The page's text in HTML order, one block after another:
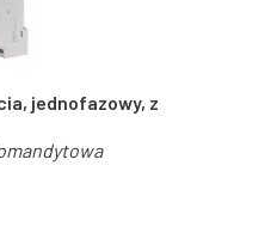
jednofazowy, z